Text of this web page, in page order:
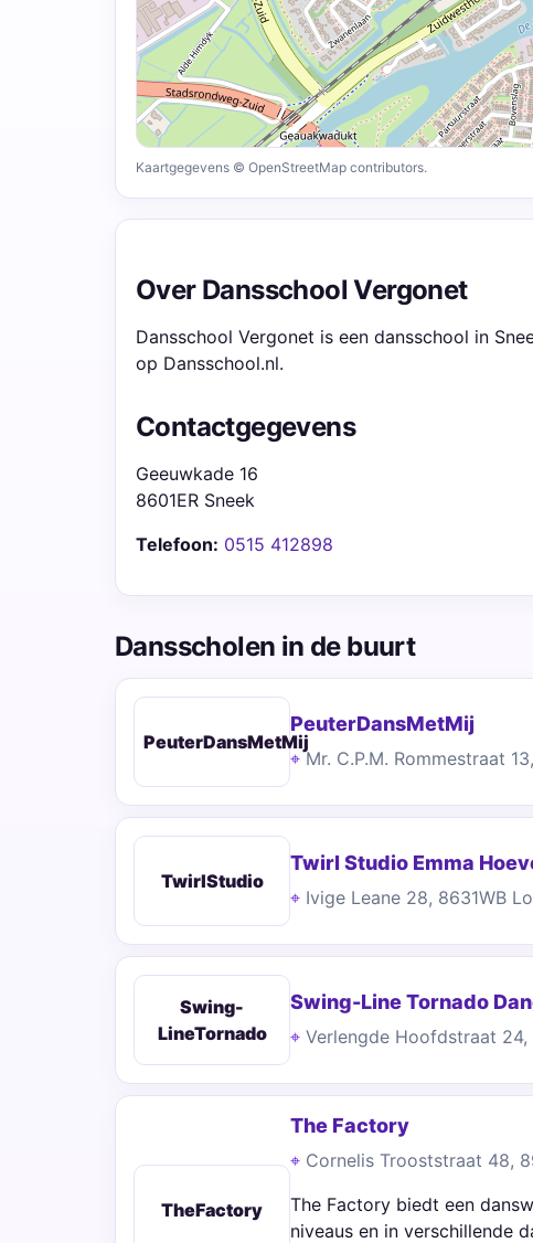
Kaartgegevens © OpenStreetMap contributors.
Over Dansschool Vergonet
Dansschool Vergonet is een dansschool in
op Dansschool.nl.
Contactgegevens
Geeuwkade 16
8601ER Sneek
Telefoon: 0515 412898
Dansscholen in de buurt
PeuterDansMetMij
PeuterDansMetMij
Mr. C.P.M. Rommestraat
TwirlStudio
Twirl Studio Emma
Ivige Leane 28, 8631WB
Swing-
LineTornado
Swing-Line Tornado
Verlengde Hoofdstraat 24,
TheFactory
The Factory
Cornelis Trooststraat 48,
The Factory biedt een
niveaus en in verschillende